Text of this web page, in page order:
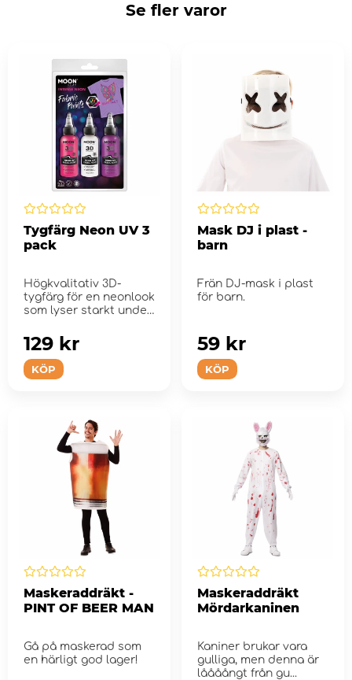
Se fler varor
Tygfärg Neon UV 3
pack
Högkvalitativ 3D-
tygfärg för en neonlook
som lyser starkt under
KÖP
129 kr
Mask DJ i plast -
barn
Frän DJ-mask i plast
för barn.
KÖP
59 kr
Maskeraddräkt -
PINT OF BEER MAN
Gå på maskerad som
en härligt god lager!
Maskeraddräkt
Mördarkaninen
Kaniner brukar vara
gulliga, men denna är
låååångt från gu...